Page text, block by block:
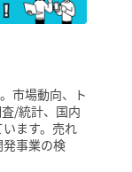
市場動向、ト
/統計、国内
ます。売れ
事業の検